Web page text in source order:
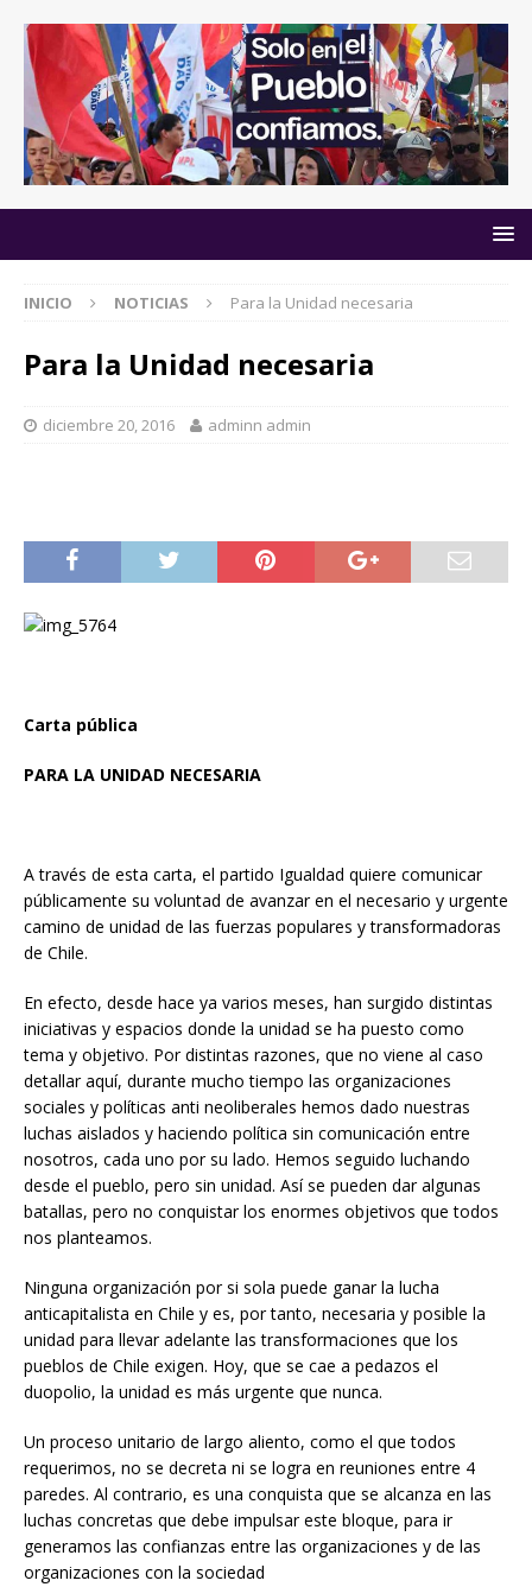
INICIO NOTICIAS Para la Unidad necesaria
Para la Unidad necesaria
diciembre 20, 2016 adminn admin
Carta pública
PARA LA UNIDAD NECESARIA
A través de esta carta, el partido Igualdad quiere comunicar
públicamente su voluntad de avanzar en el necesario y urgente
camino de unidad de las fuerzas populares y transformadoras
de Chile.
En efecto, desde hace ya varios meses, han surgido distintas
iniciativas y espacios donde la unidad se ha puesto como
tema y objetivo. Por distintas razones, que no viene al caso
detallar aquí, durante mucho tiempo las organizaciones
sociales y políticas anti neoliberales hemos dado nuestras
luchas aislados y haciendo política sin comunicación entre
nosotros, cada uno por su lado. Hemos seguido luchando
desde el pueblo, pero sin unidad. Así se pueden dar algunas
batallas, pero no conquistar los enormes objetivos que todos
nos planteamos.
Ninguna organización por si sola puede ganar la lucha
anticapitalista en Chile y es, por tanto, necesaria y posible la
unidad para llevar adelante las transformaciones que los
pueblos de Chile exigen. Hoy, que se cae a pedazos el
duopolio, la unidad es más urgente que nunca.
Un proceso unitario de largo aliento, como el que todos
requerimos, no se decreta ni se logra en reuniones entre 4
paredes. Al contrario, es una conquista que se alcanza en las
luchas concretas que debe impulsar este bloque, para ir
generamos las confianzas entre las organizaciones y de las
organizaciones con la sociedad